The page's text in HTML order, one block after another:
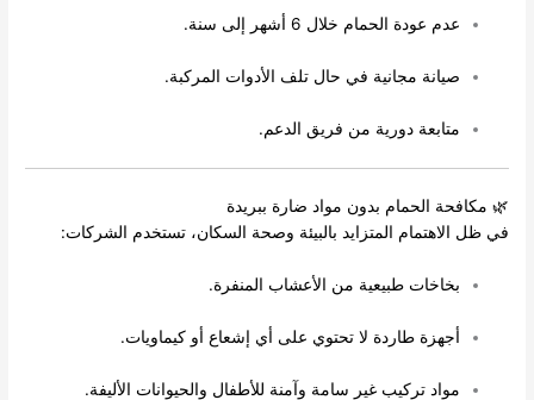
عدم عودة الحمام خلال 6 أشهر إلى سنة.
صيانة مجانية في حال تلف الأدوات المركبة.
متابعة دورية من فريق الدعم.
🌿 مكافحة الحمام بدون مواد ضارة ببريدة
في ظل الاهتمام المتزايد بالبيئة وصحة السكان، تستخدم الشركات:
بخاخات طبيعية من الأعشاب المنفرة.
أجهزة طاردة لا تحتوي على أي إشعاع أو كيماويات.
مواد تركيب غير سامة وآمنة للأطفال والحيوانات الأليفة.